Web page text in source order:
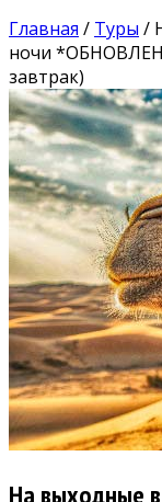
Главная / Туры /
ночи
завтрак)
На выходные